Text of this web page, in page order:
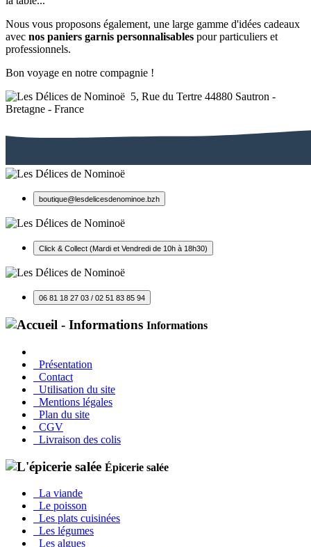
Nous vous proposons également, une large gamme d'idées cadeaux
avec nos paniers garnis personnalisables pour particuliers et
professionnels.
Bon voyage en notre compagnie !
5, Rue du Tertre 44880 Sautron -
Bretagne - France
boutique@lesdelicesdenominoe.bzh
Click & Collect (Mardi et Vendredi de 10h à 18h30)
06 81 18 27 03 / 02 51 83 85 94
Informations
Présentation
Contact
Utilisation du site
Mentions légales
Plan du site
CGV
Livraison des colis
Épicerie salée
La viande
Le poisson
Les plats cuisinées
Les légumes
Les algues